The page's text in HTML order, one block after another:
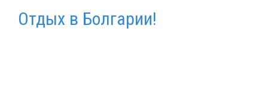
Отдых в Болгарии!